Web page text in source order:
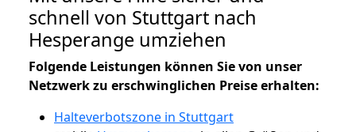
schnell von Stuttgart nach
Hesperange umziehen
Folgende Leistungen können Sie von unser
Netzwerk zu erschwinglichen Preise erhalten:
Halteverbotszone in Stuttgart